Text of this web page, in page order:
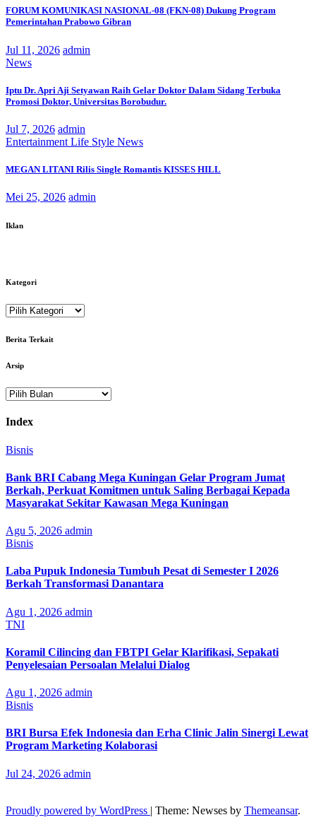
FORUM KOMUNIKASI NASIONAL-08 (FKN-08) Dukung Program
Pemerintahan Prabowo Gibran
Jul 11, 2026 admin
News
Iptu Dr. Apri Aji Setyawan Raih Gelar Doktor Dalam Sidang Terbuka
Promosi Doktor, Universitas Borobudur.
Jul 7, 2026 admin
Entertainment Life Style News
MEGAN LITANI Rilis Single Romantis KISSES HILL
Mei 25, 2026 admin
Iklan
Kategori
Kategori
Berita Terkait
Arsip
Arsip
Index
Bisnis
Bank BRI Cabang Mega Kuningan Gelar Program Jumat
Berkah, Perkuat Komitmen untuk Saling Berbagai Kepada
Masyarakat Sekitar Kawasan Mega Kuningan
Agu 5, 2026 admin
Bisnis
Laba Pupuk Indonesia Tumbuh Pesat di Semester I 2026
Berkah Transformasi Danantara
Agu 1, 2026 admin
TNI
Koramil Cilincing dan FBTPI Gelar Klarifikasi, Sepakati
Penyelesaian Persoalan Melalui Dialog
Agu 1, 2026 admin
Bisnis
BRI Bursa Efek Indonesia dan Erha Clinic Jalin Sinergi Lewat
Program Marketing Kolaborasi
Jul 24, 2026 admin
Proudly powered by WordPress | Theme: Newses by Themeansar.